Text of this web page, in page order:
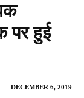
पर हुई
DECEMBER 6, 2019